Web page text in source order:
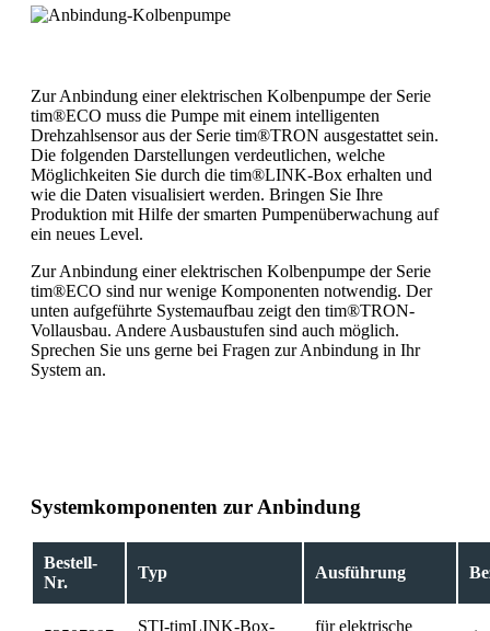
Zur Anbindung einer elektrischen Kolbenpumpe der Serie
tim®ECO muss die Pumpe mit einem intelligenten
Drehzahlsensor aus der Serie tim®TRON ausgestattet sein.
Die folgenden Darstellungen verdeutlichen, welche
Möglichkeiten Sie durch die tim®LINK-Box erhalten und
wie die Daten visualisiert werden. Bringen Sie Ihre
Produktion mit Hilfe der smarten Pumpenüberwachung auf
ein neues Level.
Zur Anbindung einer elektrischen Kolbenpumpe der Serie
tim®ECO sind nur wenige Komponenten notwendig. Der
unten aufgeführte Systemaufbau zeigt den tim®TRON-
Vollausbau. Andere Ausbaustufen sind auch möglich.
Sprechen Sie uns gerne bei Fragen zur Anbindung in Ihr
System an.
Systemkomponenten zur Anbindung
Bestell-
Nr.
Typ Ausführung
STI-timLINK-Box-
für elektrische